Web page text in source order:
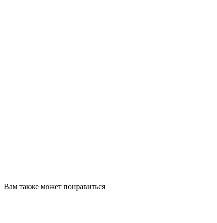
Вам также может понравиться